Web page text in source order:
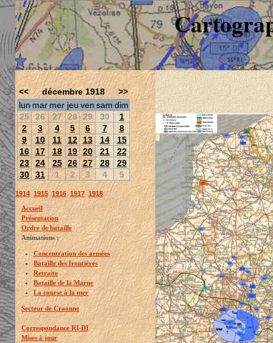
<< décembre 1918
>>
lun mar mer jeu ven sam dim
25 26 27 28 29 30
1
2
3 4 5 6 7
8
9
10 11 12 13 14
15
16 17 18 19 20 21
22
23 24 25 26 27 28
29
30 31 1 2 3 4 5
1914 1915 1916 1917 1918
Accueil
Présentation
Ordre de bataille
Animations :
Concentration des armées
Bataille des frontières
Retraite
Bataille de la Marne
La course à la mer
Secteur de Craonne
Correspondance RI-DI
Mises à jour